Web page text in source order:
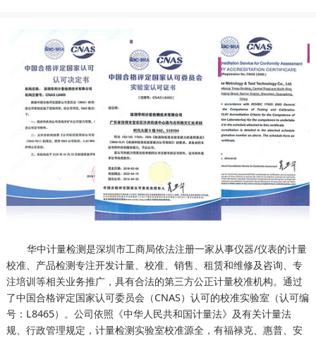
华中计量检测是深圳市工商局依法注册一家从事仪器/仪表的计量
校准、产品检测专注开发计量、校准、销售、租赁和维修及咨询、专
注培训等相关业务推广，具有合法的第三方公正计量校准机构。通过
了中国合格评定国家认可委员会（CNAS）认可的校准实验室（认可编
号：L8465）。公司依照《中华人民共和国计量法》及有关计量法
规、行政管理规定，计量检测实验室校准源全，有福禄克、惠普、安